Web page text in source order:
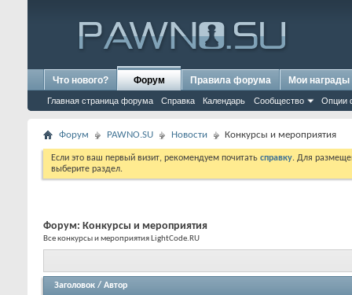
Что нового? Форум
Главная страница форума Справка Календарь Сообщество Опции
Правила форума Мои награды
Форум PAWNO.SU Новости Конкурсы и мероприятия
Если это ваш первый визит, рекомендуем почитать справку. Для
выберите раздел.
Форум: Конкурсы и мероприятия
Все конкурсы и мероприятия LightCode.RU
Заголовок / Автор